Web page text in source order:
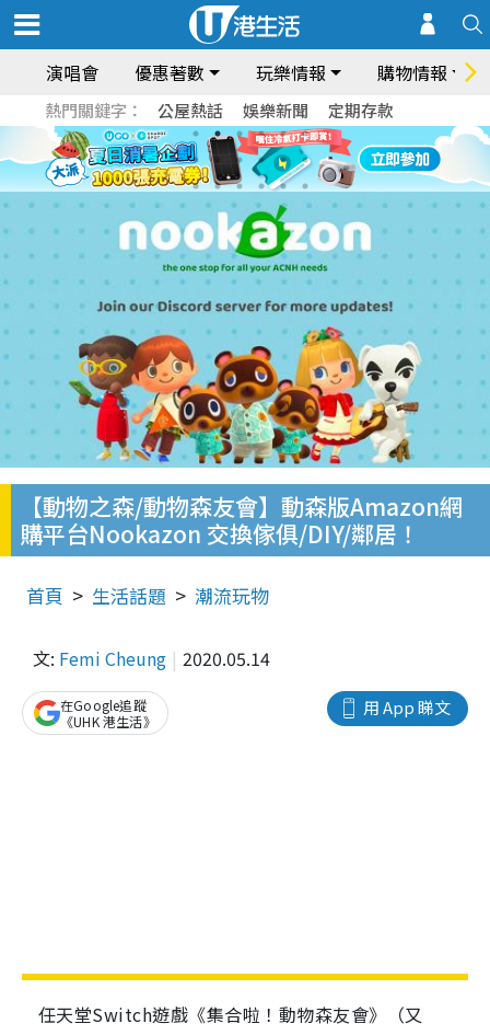
演唱會 優惠著數 玩樂情報 購物情報
熱門關鍵字： 公屋熱話 娛樂新聞 定期存款
【動物之森/動物森友會】動森版Amazon網
購平台Nookazon 交換傢俱/DIY/鄰居！
首頁 生活話題 潮流玩物
文: Femi Cheung 2020.05.14
用 App 睇文
在Google追蹤
《UHK 港生活》
任天堂Switch遊戲《集合啦！動物森友會》（又